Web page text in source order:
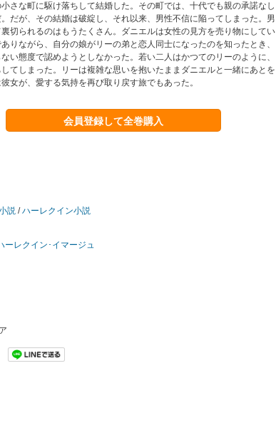
さな町に駆け落ちして結婚した。その町では、十代でも親の承諾なし
だが、その結婚は破綻し、それ以来、男性不信に陥ってしまった。男
切られるのはもうたくさん。ダニエルは女性の見方を売り物にしてい
りながら、自分の娘がリーの弟と恋人同士になったのを知ったとき、
い態度で認めようとしなかった。若い二人はかつてのリーのように、
てしまった。リーは複雑な思いを抱いたままダニエルと一緒にあとを
女が、愛する気持を再び取り戻す旅でもあった。
会員登録して全巻購入
説 /ハーレクイン小説
ーレクイン･イマージュ